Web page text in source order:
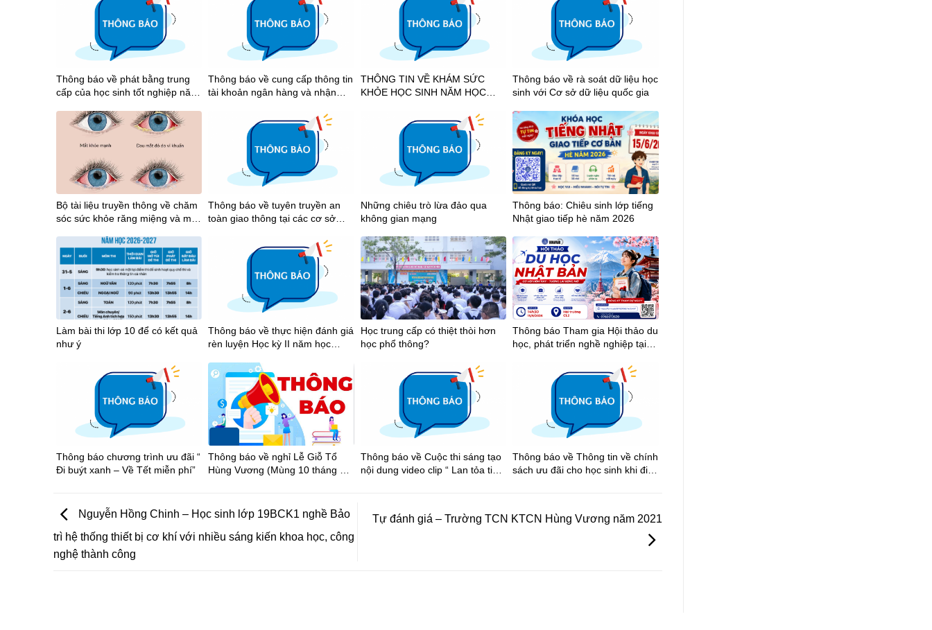
Thông báo về phát bằng trung
cấp của học sinh tốt nghiệp năm
Thông báo về cung cấp thông tin
tài khoản ngân hàng và nhận
tập học kỳ I năm học 2025-2026
THÔNG TIN VỀ KHÁM SỨC
KHỎE HỌC SINH NĂM HỌC
Thông báo về rà soát dữ liệu học
sinh với Cơ sở dữ liệu quốc gia
Bộ tài liệu truyền thông về chăm
sóc sức khỏe răng miệng và mắt
Thông báo về tuyên truyền an
toàn giao thông tại các cơ sở
Hồ Chí Minh năm 2026
Những chiêu trò lừa đảo qua
không gian mạng
Thông báo: Chiêu sinh lớp tiếng
Nhật giao tiếp hè năm 2026
Làm bài thi lớp 10 để có kết quả
như ý
Thông báo về thực hiện đánh giá
rèn luyện Học kỳ II năm học
Học trung cấp có thiệt thòi hơn
học phổ thông?
Thông báo Tham gia Hội thảo du
học, phát triển nghề nghiệp tại
Thông báo chương trình ưu đãi “
Đi buýt xanh – Về Tết miễn phí”
Thông báo về nghỉ Lễ Giỗ Tổ
Hùng Vương (Mùng 10 tháng 3
động (01/5) năm 2026
Thông báo về Cuộc thi sáng tạo
nội dung video clip “ Lan tỏa tinh
Thông báo về Thông tin về chính
sách ưu đãi cho học sinh khi đi
Nguyễn Hồng Chinh – Học sinh lớp 19BCK1 nghề Bảo
trì hệ thống thiết bị cơ khí với nhiều sáng kiến khoa học, công
nghệ thành công
Tự đánh giá – Trường TCN KTCN Hùng Vương năm 2021